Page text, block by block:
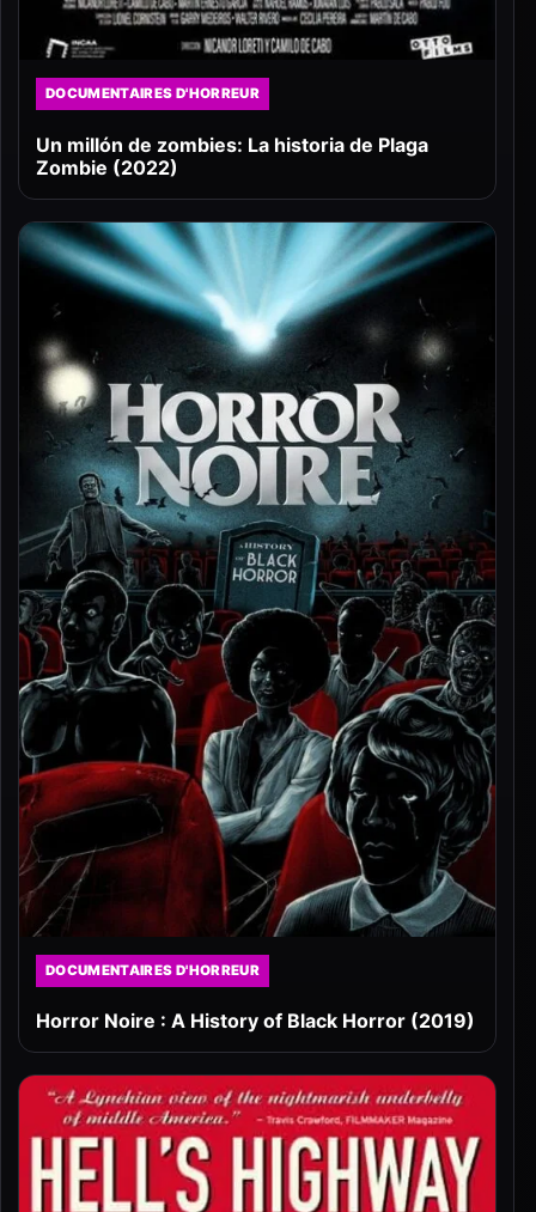
DOCUMENTAIRES D'HORREUR
Un millón de zombies: La historia de Plaga
Zombie (2022)
DOCUMENTAIRES D'HORREUR
Horror Noire : A History of Black Horror (2019)